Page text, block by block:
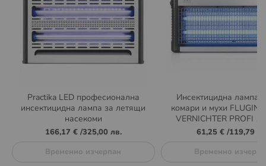
Practika LED професионална
инсектицидна лампа за летящи
насекоми
166,17 €/325,00 лв.
Временно изчерпан
Инсектицидна лампа
комари и мухи
VERNICHTER PROFI
61,25 €/119,79
Временно